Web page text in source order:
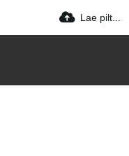
Lae pilt...